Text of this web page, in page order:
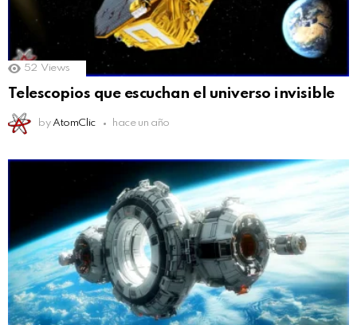
52 Views
Telescopios que escuchan el universo invisible
by AtomClic hace un año